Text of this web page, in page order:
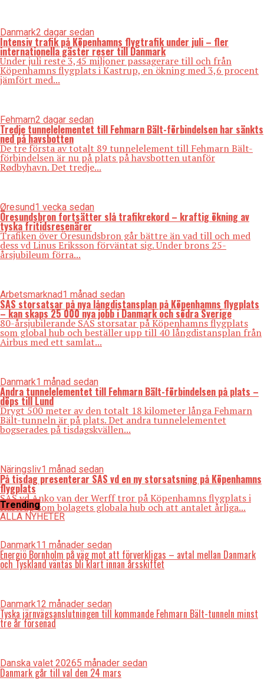
Danmark2 dagar sedan
Intensiv trafik på Köpenhamns flygtrafik under juli – fler
internationella gäster reser till Danmark
Under juli reste 3,45 miljoner passagerare till och från
Köpenhamns flygplats i Kastrup, en ökning med 3,6 procent
jämfört med...
Fehmarn2 dagar sedan
Tredje tunnelelementet till Fehmarn Bält-förbindelsen har sänkts
ned på havsbotten
De tre första av totalt 89 tunnelelement till Fehmarn Bält-
förbindelsen är nu på plats på havsbotten utanför
Rødbyhavn. Det tredje...
Øresund1 vecka sedan
Öresundsbron fortsätter slå trafikrekord – kraftig ökning av
tyska fritidsresenärer
Trafiken över Öresundsbron går bättre än vad till och med
dess vd Linus Eriksson förväntat sig. Under brons 25-
årsjubileum förra...
Arbetsmarknad1 månad sedan
SAS storsatsar på nya långdistansplan på Köpenhamns flygplats
– kan skaps 25 000 nya jobb i Danmark och södra Sverige
80-årsjubilerande SAS storsatar på Köpenhamns flygplats
som global hub och beställer upp till 40 långdistansplan från
Airbus med ett samlat...
Danmark1 månad sedan
Andra tunnelelementet till Fehmarn Bält-förbindelsen på plats –
döps till Lund
Drygt 500 meter av den totalt 18 kilometer långa Fehmarn
Bält-tunneln är på plats. Det andra tunnelelementet
bogserades på tisdagskvällen...
Näringsliv1 månad sedan
På tisdag presenterar SAS vd en ny storsatsning på Köpenhamns
flygplats
SAS vd Anko van der Werff tror på Köpenhamns flygplats i
Kastrup som bolagets globala hub och att antalet årliga...
ALLA NYHETER
Trending
Danmark11 månader sedan
Energiö Bornholm på väg mot att förverkligas – avtal mellan Danmark
och Tyskland väntas bli klart innan årsskiftet
Danmark12 månader sedan
Tyska järnvägsanslutningen till kommande Fehmarn Bält-tunneln minst
tre år försenad
Danska valet 20265 månader sedan
Danmark går till val den 24 mars